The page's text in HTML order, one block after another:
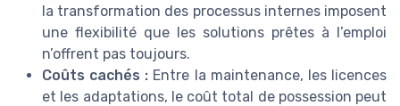
la transformation des processus internes imposent
une flexibilité que les solutions prêtes à l’emploi
n’offrent pas toujours.
Coûts cachés : Entre la maintenance, les licences
et les adaptations, le coût total de possession peut